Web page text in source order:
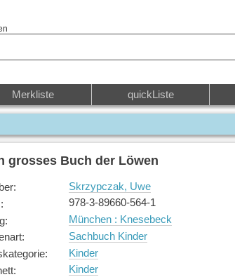
Merkliste quickListe
grosses Buch der Löwen
:
Skrzypczak, Uwe
:
978-3-89660-564-1
:
München : Knesebeck
:
Sachbuch Kinder
:
Kinder
:
Kinder